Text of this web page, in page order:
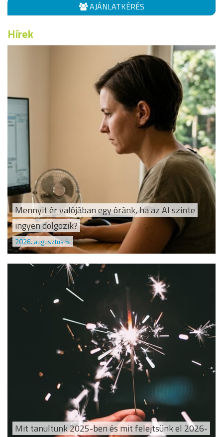
AJÁNLATKÉRÉS
Hírek
Mennyit ér valójában egy óránk, ha az AI szinte
ingyen dolgozik?
2026. augusztus 5.
Mit tanultunk 2025-ben és mit felejtsünk el 2026-